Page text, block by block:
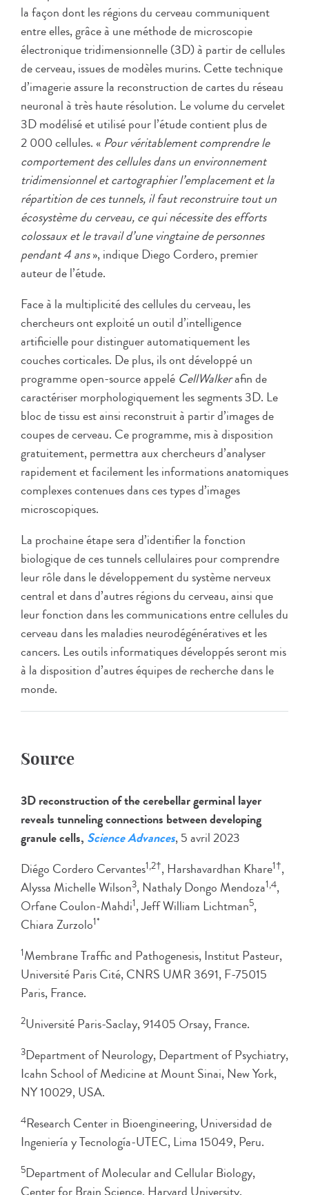
la façon dont les régions du cerveau communiquent
entre elles, grâce à une méthode de microscopie
électronique tridimensionnelle (3D) à partir de cellules
de cerveau, issues de modèles murins. Cette technique
d’imagerie assure la reconstruction de cartes du réseau
neuronal à très haute résolution. Le volume du cervelet
3D modélisé et utilisé pour l’étude contient plus de
2 000 cellules. « Pour véritablement comprendre le
comportement des cellules dans un environnement
tridimensionnel et cartographier l’emplacement et la
répartition de ces tunnels, il faut reconstruire tout un
écosystème du cerveau, ce qui nécessite des efforts
colossaux et le travail d’une vingtaine de personnes
pendant 4 ans», indique Diego Cordero, premier
auteur de l’étude.
Face à la multiplicité des cellules du cerveau, les
chercheurs ont exploité un outil d’intelligence
artificielle pour distinguer automatiquement les
couches corticales. De plus, ils ont développé un
programme open-source appelé CellWalkerafin de
caractériser morphologiquement les segments 3D. Le
bloc de tissu est ainsi reconstruit à partir d’images de
coupes de cerveau. Ce programme, mis à disposition
gratuitement, permettra aux chercheurs d’analyser
rapidement et facilement les informations anatomiques
complexes contenues dans ces types d’images
microscopiques.
La prochaine étape sera d’identifier la fonction
biologique de ces tunnels cellulaires pour comprendre
leur rôle dans le développement du système nerveux
central et dans d’autres régions du cerveau, ainsi que
leur fonction dans les communications entre cellules du
cerveau dans les maladies neurodégénératives et les
cancers. Les outils informatiques développés seront mis
à la disposition d’autres équipes de recherche dans le
monde.
Source
3D reconstruction of the cerebellar germinal layer
reveals tunneling connections between developing
granule cells, Science Advances, 5 avril 2023
Diégo Cordero Cervantes1,2†, Harshavardhan Khare1†,
Alyssa Michelle Wilson3, Nathaly Dongo Mendoza1,4,
Orfane Coulon-Mahdi1, Jeff William Lichtman5,
Chiara Zurzolo1*
1Membrane Traffic and Pathogenesis, Institut Pasteur,
Université Paris Cité, CNRS UMR 3691, F-75015
Paris, France.
2Université Paris-Saclay, 91405 Orsay, France.
3Department of Neurology, Department of Psychiatry,
Icahn School of Medicine at Mount Sinai, New York,
NY 10029, USA.
4Research Center in Bioengineering, Universidad de
Ingeniería y Tecnología-UTEC, Lima 15049, Peru.
5Department of Molecular and Cellular Biology,